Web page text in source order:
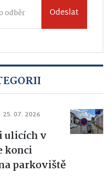
Odeslat
25. 07. 2026
ulicích v
konci
parkoviště